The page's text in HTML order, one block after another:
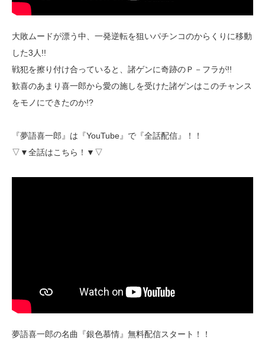
大敗ムードが漂う中、一発逆転を狙いパチンコのからくりに移動
した3人!!
戦犯を擦り付け合っていると、諸ゲンに奇跡のＰ－フラが!!
歓喜のあまり喜一郎から愛の施しを受けた諸ゲンはこのチャンス
をモノにできたのか!?
『夢語喜一郎』は『YouTube』で『全話配信』！！
▽▼全話はこちら！▼▽
夢語喜一郎の名曲『銀色慕情』無料配信スタート！！